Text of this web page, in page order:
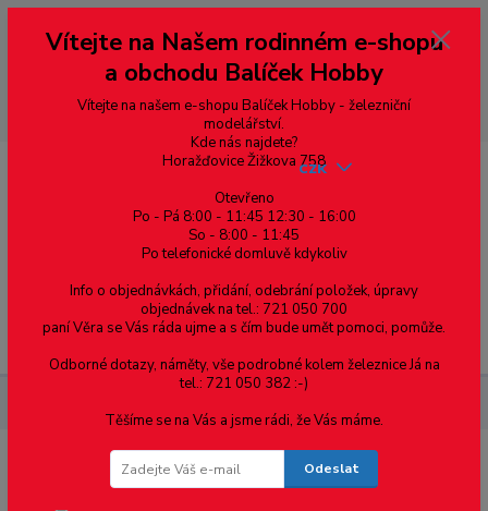
--- pro zákazníky ze Slovenska a jiných zemí, pokud chcete platit v eurech
přepněte si e-shop na euro 💶 pro přepočet měny - pravý horní roh ---
dobírky – pokud si z nějakého důvodu zásilku nevyzvednete, bude po
domluvě zaslána znovu s opětovnou platbou za poštovné, v opačném
případě bude zrušena a účet přidán na blacklist a rušeny následující
objednávky.
Menu
CZK
Hranol - 2.5 x 2.5 - 12ks
Vítejte na Našem rodinném e-shopu
a obchodu Balíček Hobby
Vítejte na našem e-shopu Balíček Hobby - železniční
modelářství.
Kde nás najdete?
Horažďovice Žižkova 758
Otevřeno
Po - Pá 8:00 - 11:45 12:30 - 16:00
So - 8:00 - 11:45
Po telefonické domluvě kdykoliv
Info o objednávkách, přidání, odebrání položek, úpravy
objednávek na tel.: 721 050 700
paní Věra se Vás ráda ujme a s čím bude umět pomoci, pomůže.
Odborné dotazy, náměty, vše podrobné kolem železnice Já na
tel.: 721 050 382 :-)
Těšíme se na Vás a jsme rádi, že Vás máme.
Odeslat